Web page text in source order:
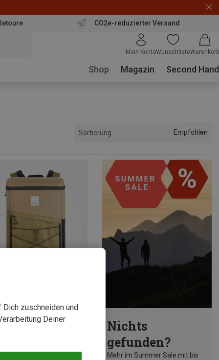
CO2e-reduzierter Versand
Mein KontoWunschlisteWarenkorb
Shop Magazin Second Hand
Sortierung Empfohlen
20%
Nichts
gefunden?
Mehr im Summer Sale mit bis
zuschneiden und
Deiner